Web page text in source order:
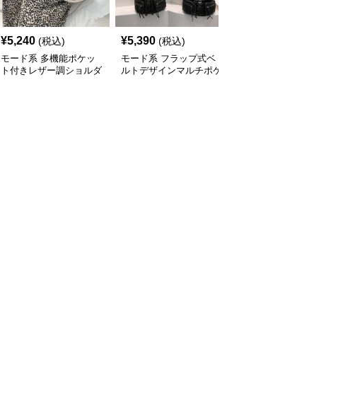
¥5,240 (税込)
モード系 多機能ポケッ
ト付きレザー調ショルダ
¥5,390 (税込)
モード系 フラップ式ベ
ルトデザインマルチポケ